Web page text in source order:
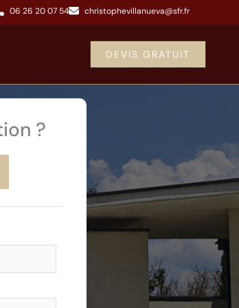
06 26 20 07 54 christophevillanueva@sfr.fr
DEVIS GRATUIT
?